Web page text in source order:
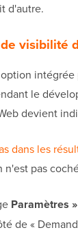
d'autre.
visibilité
le
devient
dans les
n'est pas
Paramètres
de «